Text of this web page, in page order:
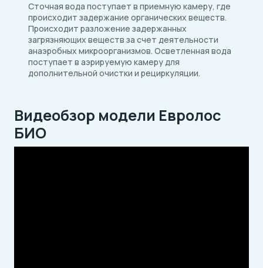
Сточная вода поступает в приемную камеру, где
происходит задержание органических веществ.
Происходит разложение задержанных
загрязняющих веществ за счет деятельности
анаэробных микроорганизмов. Осветленная вода
поступает в аэрируемую камеру для
дополнительной очистки и рециркуляции.
Видеобзор модели Евролос
БИО